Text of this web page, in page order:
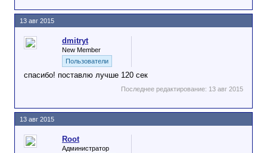
dmitryt
New Member
Пользователи
спасибо! поставлю лучше 120 сек
Последнее редактирование: 13 авг 2015
13 авг 2015
Root
Администратор
13 авг 2015